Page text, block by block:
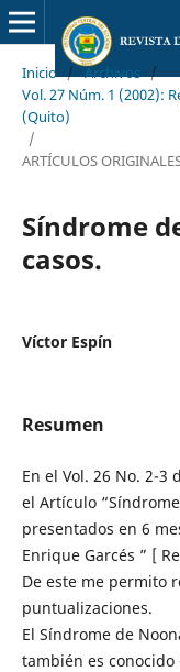
Inicio / Archivos /
Vol. 27 Núm. 1 (2002):
(Quito)
/
ARTÍCULOS
Síndrome
casos.
Víctor Espín
Resumen
En el Vol. 26 No. 2-
el Artículo
presentados en 6
Enrique Garcés ” [
De este me permito
puntualizaciones.
El Síndrome de
también es